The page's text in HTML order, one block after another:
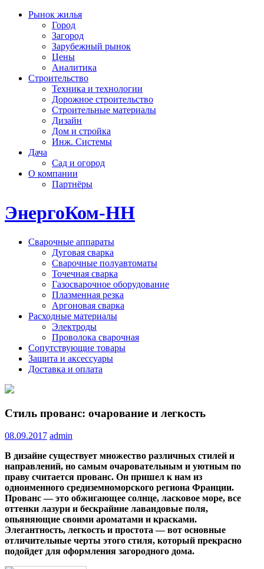
Рынок жилья
Город
Загород
Зарубежный рынок
Цены
Аналитика
Строительство
Техника и технологии
Дорожное строительство
Строительные материалы
Дизайн
Дом и стройка
Инж. Системы
Дача
Сад и огород
О компании
Партнёры
ЭнергоКом-НН
Сварочные аппараты
Дуговая сварка
Сварочные полуавтоматы
Точечная сварка
Газосварочное оборудование
Плазменная резка
Аргоновая сварка
Расходные материалы
Электроды
Проволока сварочная
Сопутствующие товары
Защита и аксессуары
Доставка и оплата
Стиль прованс: очарование и легкость
08.09.2017 admin
В дизайне существует множество различных стилей и
направлений, но самым очаровательным и уютным по
праву считается прованс. Он пришел к нам из
одноименного средиземноморского региона Франции.
Прованс — это обжигающее солнце, ласковое море, все
оттенки лазури и бескрайние лавандовые поля,
опьяняющие своими ароматами и красками.
Элегантность, легкость и простота — вот основные
отличительные черты этого стиля, который прекрасно
подойдет для оформления загородного дома.